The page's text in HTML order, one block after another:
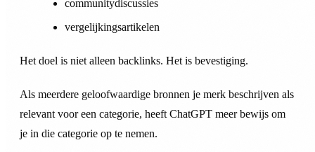
communitydiscussies
vergelijkingsartikelen
Het doel is niet alleen backlinks. Het is bevestiging.
Als meerdere geloofwaardige bronnen je merk beschrijven als
relevant voor een categorie, heeft ChatGPT meer bewijs om
je in die categorie op te nemen.